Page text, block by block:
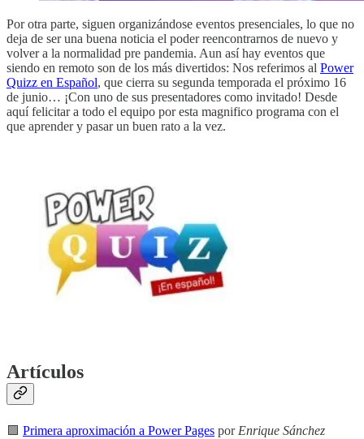
Por otra parte, siguen organizándose eventos presenciales, lo que no
deja de ser una buena noticia el poder reencontrarnos de nuevo y
volver a la normalidad pre pandemia. Aun así hay eventos que
siendo en remoto son de los más divertidos: Nos referimos al Power
Quizz en Español, que cierra su segunda temporada el próximo 16
de junio… ¡Con uno de sus presentadores como invitado! Desde
aquí felicitar a todo el equipo por esta magnifico programa con el
que aprender y pasar un buen rato a la vez.
Artículos
🟪 Primera aproximación a Power Pages por Enrique Sánchez